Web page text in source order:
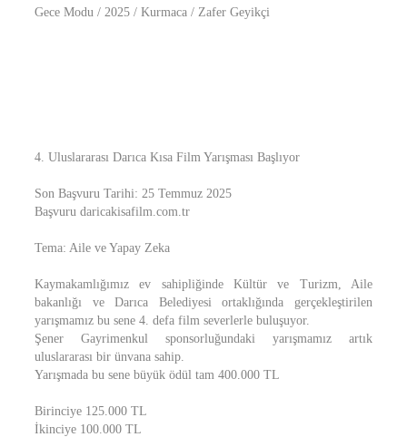
Gece Modu / 2025 / Kurmaca / Zafer Geyikçi
4. Uluslararası Darıca Kısa Film Yarışması Başlıyor
Son Başvuru Tarihi: 25 Temmuz 2025
Başvuru daricakisafilm.com.tr
Tema: Aile ve Yapay Zeka
Kaymakamlığımız ev sahipliğinde Kültür ve Turizm, Aile
bakanlığı ve Darıca Belediyesi ortaklığında gerçekleştirilen
yarışmamız bu sene 4. defa film severlerle buluşuyor.
Şener Gayrimenkul sponsorluğundaki yarışmamız artık
uluslararası bir ünvana sahip.
Yarışmada bu sene büyük ödül tam 400.000 TL
Birinciye 125.000 TL
İkinciye 100.000 TL